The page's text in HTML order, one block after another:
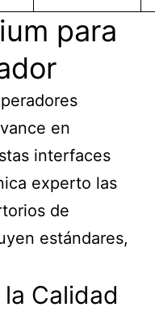
para
en
interfaces
experto las
de
estándares,
Calidad